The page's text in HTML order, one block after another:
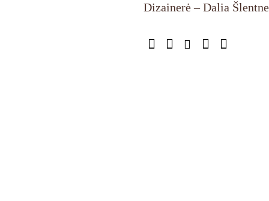
Dizainerė – Dalia
Facebook
X TumblrPinterest